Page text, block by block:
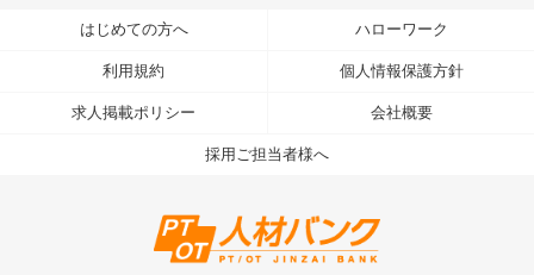
はじめての方へ ハローワーク
利用規約 個人情報保護方針
求人掲載ポリシー 会社概要
採用ご担当者様へ